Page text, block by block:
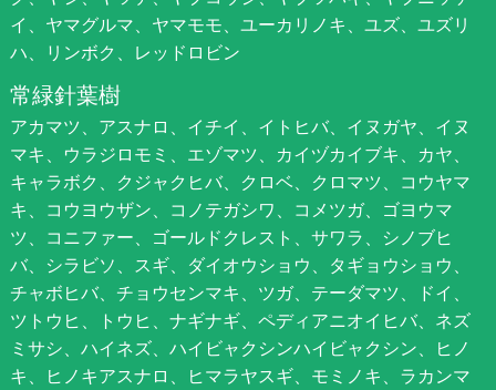
イ、ヤマグルマ、ヤマモモ、ユーカリノキ、ユズ、ユズリ
ハ、リンボク、レッドロビン
常緑針葉樹
アカマツ、アスナロ、イチイ、イトヒバ、イヌガヤ、イヌ
マキ、ウラジロモミ、エゾマツ、カイヅカイブキ、カヤ、
キャラボク、クジャクヒバ、クロベ、クロマツ、コウヤマ
キ、コウヨウザン、コノテガシワ、コメツガ、ゴヨウマ
ツ、コニファー、ゴールドクレスト、サワラ、シノブヒ
バ、シラビソ、スギ、ダイオウショウ、タギョウショウ、
チャボヒバ、チョウセンマキ、ツガ、テーダマツ、ドイ、
ツトウヒ、トウヒ、ナギナギ、ペディアニオイヒバ、ネズ
ミサシ、ハイネズ、ハイビャクシンハイビャクシン、ヒノ
キ、ヒノキアスナロ、ヒマラヤスギ、モミノキ、ラカンマ